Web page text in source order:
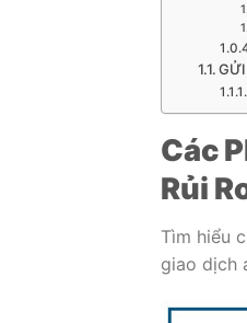
Các
Rủi
Tìm hiểu
giao dịch